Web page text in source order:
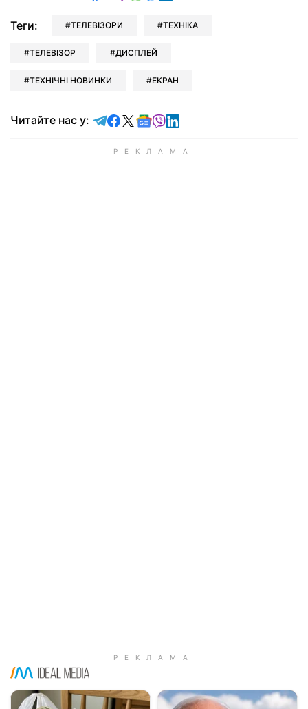
Теги: ТЕЛЕВІЗОРИ ТЕХНІКА
ТЕЛЕВІЗОР ДИСПЛЕЙ
ТЕХНІЧНІ НОВИНКИ ЕКРАН
Читайте нас у: Читайте у Telegram
Читайте у Facebook
Читайте у X
Читайте у Google news
Читайте у Viber
Читайте у LinkedIn